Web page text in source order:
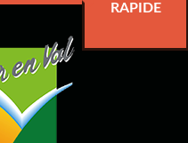
RAPIDE